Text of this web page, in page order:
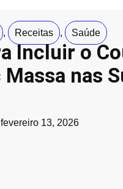
, Receitas , Saúde
Incluir o
nas
fevereiro 13, 2026